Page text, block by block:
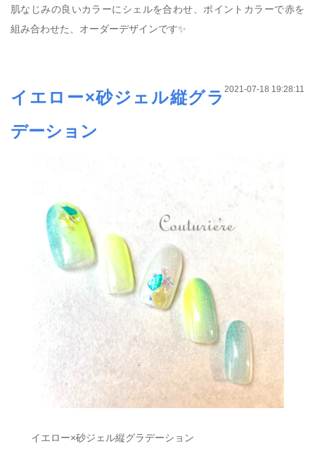
肌なじみの良いカラーにシェルを合わせ、ポイントカラーで赤を
組み合わせた、オーダーデザインです✨
2021-07-18 19:28:11
イエロー×砂ジェル縦グラ
デーション
イエロー×砂ジェル縦グラデーション